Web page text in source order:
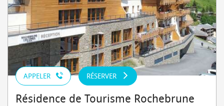
APPELER RÉSERVER
Résidence de Tourisme Rochebrune